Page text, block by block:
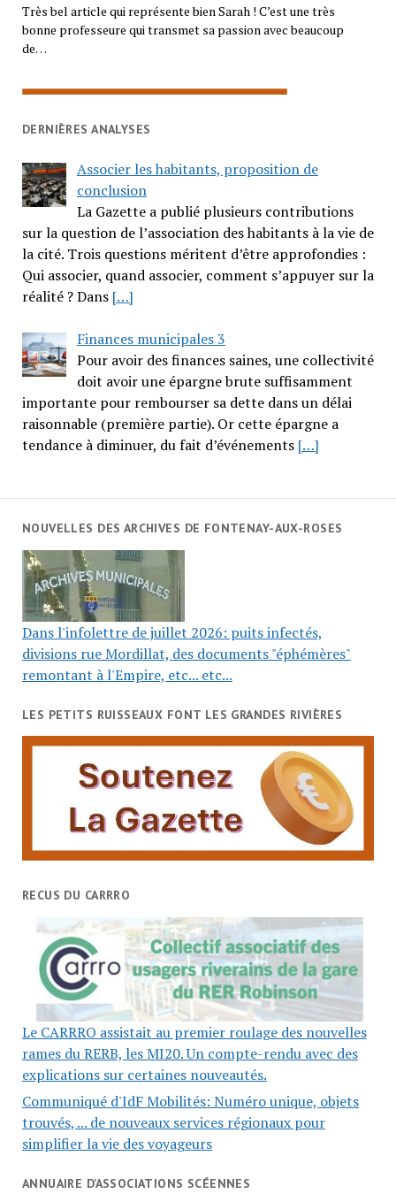
Très bel article qui représente bien Sarah ! C’est une très
bonne professeure qui transmet sa passion avec beaucoup
de…
DERNIÈRES ANALYSES
Associer les habitants, proposition de
conclusion
La Gazette a publié plusieurs contributions
sur la question de l’association des habitants à la vie de
la cité. Trois questions méritent d’être approfondies :
Qui associer, quand associer, comment s’appuyer sur la
réalité ? Dans […]
Finances municipales 3
Pour avoir des finances saines, une collectivité
doit avoir une épargne brute suffisamment
importante pour rembourser sa dette dans un délai
raisonnable (première partie). Or cette épargne a
tendance à diminuer, du fait d’événements […]
NOUVELLES DES ARCHIVES DE FONTENAY-AUX-ROSES
Dans l'infolettre de juillet 2026: puits infectés,
divisions rue Mordillat, des documents "éphémères"
remontant à l'Empire, etc... etc...
LES PETITS RUISSEAUX FONT LES GRANDES RIVIÈRES
RECUS DU CARRRO
Le CARRRO assistait au premier roulage des nouvelles
rames du RERB, les MI20. Un compte-rendu avec des
explications sur certaines nouveautés.
Communiqué d'IdF Mobilités: Numéro unique, objets
trouvés, ... de nouveaux services régionaux pour
simplifier la vie des voyageurs
ANNUAIRE D’ASSOCIATIONS SCÉENNES